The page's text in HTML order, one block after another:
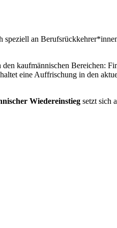
speziell an
kaufmännischen Bereichen:
eine Auffrischung in den
Wiedereinstieg setzt sich